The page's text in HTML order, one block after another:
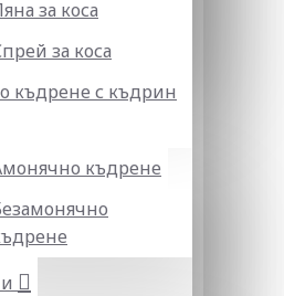
за коса
за коса
къдрене с къдрин
къдрене